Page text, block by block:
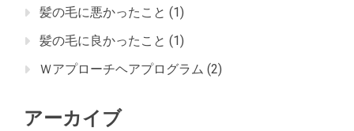
髪の毛に悪かったこと (1)
髪の毛に良かったこと (1)
Ｗアプローチヘアプログラム (2)
アーカイブ